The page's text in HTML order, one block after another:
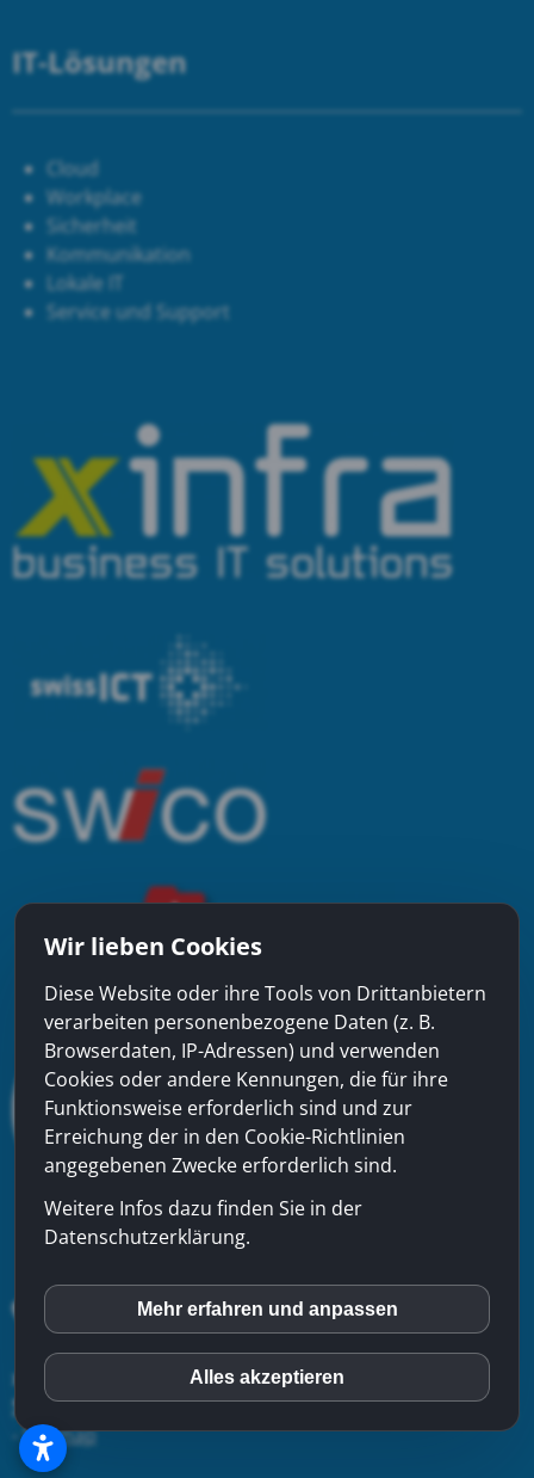
IT-Lösungen
Cloud
Workplace
Sicherheit
Kommunikation
Lokale IT
Service und Support
xinfra gmbh - Badstrasse 50 - CH-5200 Brugg - Tel:
544 22 22-Kontakt-Impressum-Datenschutzerklärung
-Sitemap
Wir lieben Cookies
Diese Website oder ihre Tools von Drittanbietern
verarbeiten personenbezogene Daten (z. B.
Browserdaten, IP-Adressen) und verwenden
Cookies oder andere Kennungen, die für ihre
Funktionsweise erforderlich sind und zur
Erreichung der in den Cookie-Richtlinien
angegebenen Zwecke erforderlich sind.
Weitere Infos dazu finden Sie in der
Datenschutzerklärung.
inCMS
Matomo (Piwik)
Mehr erfahren und anpassen
Alles akzeptieren